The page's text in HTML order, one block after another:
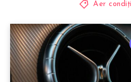
Aer